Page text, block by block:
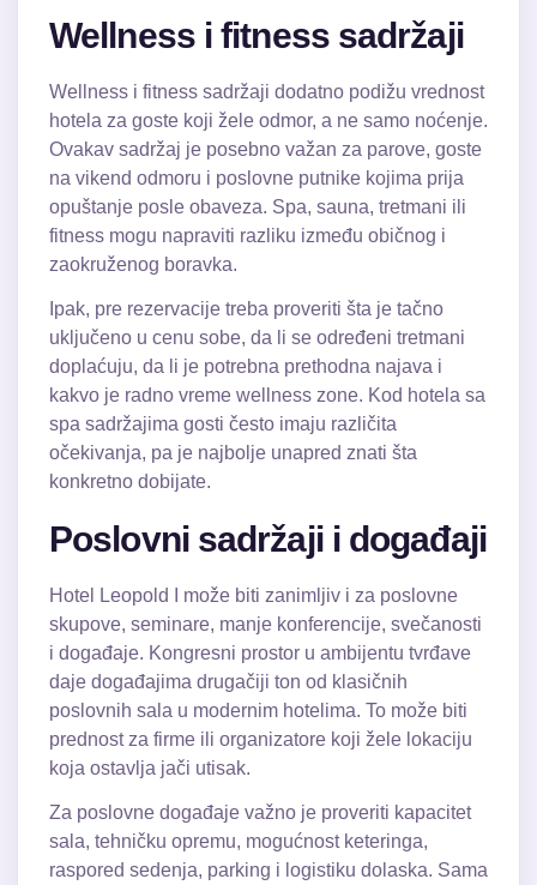
Wellness i fitness sadržaji
Wellness i fitness sadržaji dodatno podižu vrednost
hotela za goste koji žele odmor, a ne samo noćenje.
Ovakav sadržaj je posebno važan za parove, goste
na vikend odmoru i poslovne putnike kojima prija
opuštanje posle obaveza. Spa, sauna, tretmani ili
fitness mogu napraviti razliku između običnog i
zaokruženog boravka.
Ipak, pre rezervacije treba proveriti šta je tačno
uključeno u cenu sobe, da li se određeni tretmani
doplaćuju, da li je potrebna prethodna najava i
kakvo je radno vreme wellness zone. Kod hotela sa
spa sadržajima gosti često imaju različita
očekivanja, pa je najbolje unapred znati šta
konkretno dobijate.
Poslovni sadržaji i događaji
Hotel Leopold I može biti zanimljiv i za poslovne
skupove, seminare, manje konferencije, svečanosti
i događaje. Kongresni prostor u ambijentu tvrđave
daje događajima drugačiji ton od klasičnih
poslovnih sala u modernim hotelima. To može biti
prednost za firme ili organizatore koji žele lokaciju
koja ostavlja jači utisak.
Za poslovne događaje važno je proveriti kapacitet
sala, tehničku opremu, mogućnost keteringa,
raspored sedenja, parking i logistiku dolaska. Sama